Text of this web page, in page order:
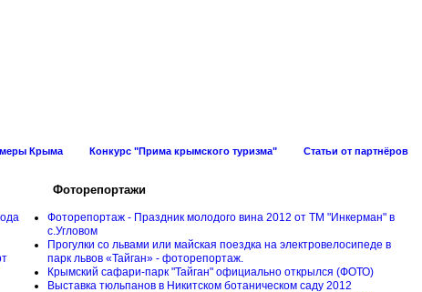
Крыма Конкурс "Прима крымского туризма" Статьи от партнёров
Фоторепортажи
Фоторепортаж - Праздник молодого вина 2012 от ТМ "Инкерман" в
с.Угловом
Прогулки cо львами или майская поездка на электровелосипеде в
парк львов «Тайган» - фоторепортаж.
Крымский сафари-парк "Тайган" официально открылся (ФОТО)
Выставка тюльпанов в Никитском ботаническом саду 2012